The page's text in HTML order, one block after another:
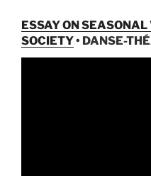
ESSAY ON
SOCIETY• DANSE-